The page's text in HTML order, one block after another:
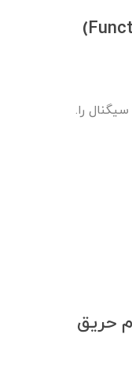
را.
حریق